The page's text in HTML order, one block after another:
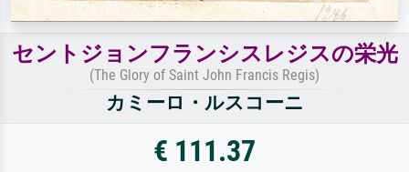
セントジョンフランシスレジスの栄光
(The Glory of Saint John Francis Regis)
カミーロ・ルスコーニ
€ 111.37